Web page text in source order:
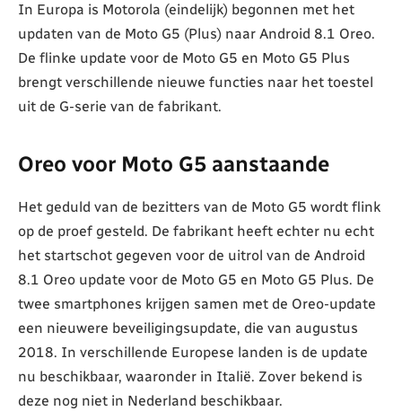
In Europa is Motorola (eindelijk) begonnen met het
updaten van de Moto G5 (Plus) naar Android 8.1 Oreo.
De flinke update voor de Moto G5 en Moto G5 Plus
brengt verschillende nieuwe functies naar het toestel
uit de G-serie van de fabrikant.
Oreo voor Moto G5 aanstaande
Het geduld van de bezitters van de Moto G5 wordt flink
op de proef gesteld. De fabrikant heeft echter nu echt
het startschot gegeven voor de uitrol van de Android
8.1 Oreo update voor de Moto G5 en Moto G5 Plus. De
twee smartphones krijgen samen met de Oreo-update
een nieuwere beveiligingsupdate, die van augustus
2018. In verschillende Europese landen is de update
nu beschikbaar, waaronder in Italië. Zover bekend is
deze nog niet in Nederland beschikbaar.